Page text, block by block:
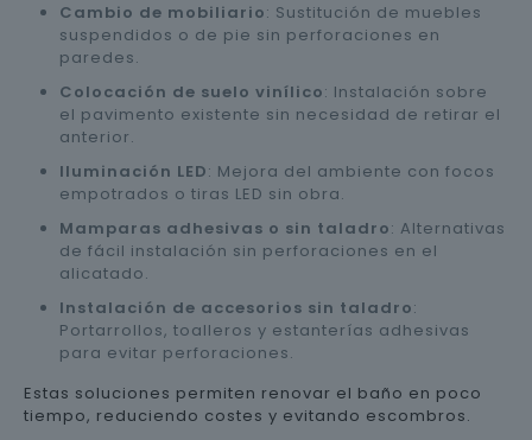
Cambio de mobiliario: Sustitución de muebles
suspendidos o de pie sin perforaciones en
paredes.
Colocación de suelo vinílico: Instalación sobre
el pavimento existente sin necesidad de retirar el
anterior.
Iluminación LED: Mejora del ambiente con focos
empotrados o tiras LED sin obra.
Mamparas adhesivas o sin taladro: Alternativas
de fácil instalación sin perforaciones en el
alicatado.
Instalación de accesorios sin taladro:
Portarrollos, toalleros y estanterías adhesivas
para evitar perforaciones.
Estas soluciones permiten renovar el baño en poco
tiempo, reduciendo costes y evitando escombros.